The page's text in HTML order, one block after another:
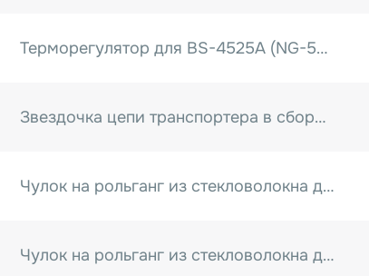
Терморегулятор для BS-4525A (NG-5000)
Звездочка цепи транспортера в сборе с подшипником для BS-A
Чулок на рольганг из стекловолокна для BS-3020A/BS-4525A/BS-4535LA/BS-6535LA (50 м.)
Чулок на рольганг из стекловолокна для BS-3020A/BS-4525A/BS-4535LA/BS-6535LA (100 м.)